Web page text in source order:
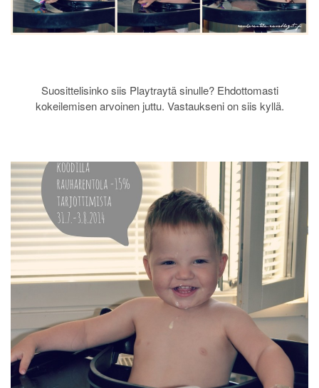
Suosittelisinko siis Playtraytä sinulle? Ehdottomasti
kokeilemisen arvoinen juttu. Vastaukseni on siis kyllä.